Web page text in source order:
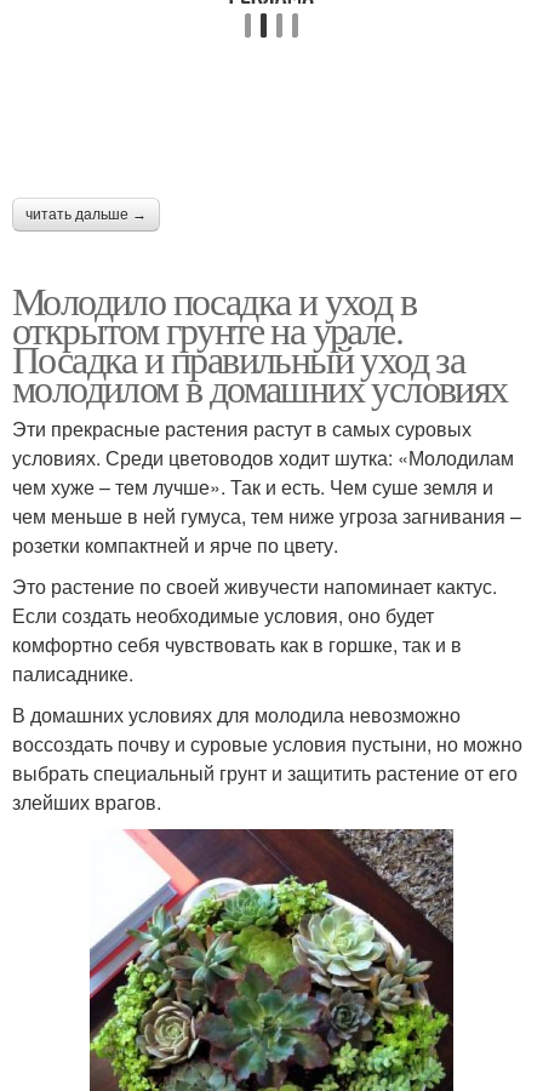
читать дальше →
Молодило посадка и уход в
открытом грунте на урале.
Посадка и правильный уход за
молодилом в домашних условиях
Эти прекрасные растения растут в самых суровых
условиях. Среди цветоводов ходит шутка: «Молодилам
чем хуже – тем лучше». Так и есть. Чем суше земля и
чем меньше в ней гумуса, тем ниже угроза загнивания –
розетки компактней и ярче по цвету.
Это растение по своей живучести напоминает кактус.
Если создать необходимые условия, оно будет
комфортно себя чувствовать как в горшке, так и в
палисаднике.
В домашних условиях для молодила невозможно
воссоздать почву и суровые условия пустыни, но можно
выбрать специальный грунт и защитить растение от его
злейших врагов.